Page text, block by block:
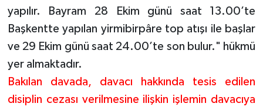
yapılır. Bayram 28 Ekim günü saat 13.00’te
Başkentte yapılan yirmibirpâre top atışı ile başlar
ve 29 Ekim günü saat 24.00’te son bulur." hükmü
yer almaktadır.
Bakılan davada, davacı hakkında tesis edilen
disiplin cezası verilmesine ilişkin işlemin davacıya